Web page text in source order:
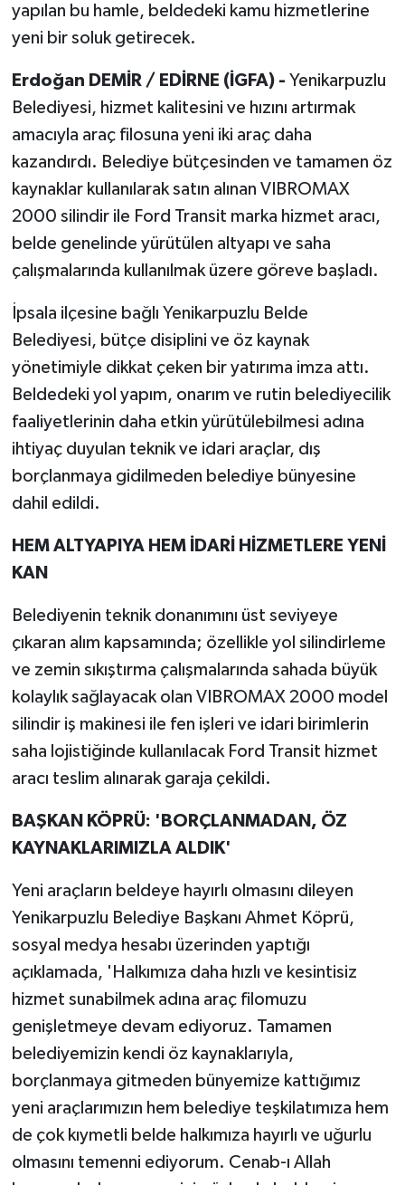
yapılan bu hamle, beldedeki kamu hizmetlerine
yeni bir soluk getirecek.
Erdoğan DEMİR / EDİRNE (İGFA) - Yenikarpuzlu
Belediyesi, hizmet kalitesini ve hızını artırmak
amacıyla araç filosuna yeni iki araç daha
kazandırdı. Belediye bütçesinden ve tamamen öz
kaynaklar kullanılarak satın alınan VIBROMAX
2000 silindir ile Ford Transit marka hizmet aracı,
belde genelinde yürütülen altyapı ve saha
çalışmalarında kullanılmak üzere göreve başladı.
İpsala ilçesine bağlı Yenikarpuzlu Belde
Belediyesi, bütçe disiplini ve öz kaynak
yönetimiyle dikkat çeken bir yatırıma imza attı.
Beldedeki yol yapım, onarım ve rutin belediyecilik
faaliyetlerinin daha etkin yürütülebilmesi adına
ihtiyaç duyulan teknik ve idari araçlar, dış
borçlanmaya gidilmeden belediye bünyesine
dahil edildi.
HEM ALTYAPIYA HEM İDARİ HİZMETLERE YENİ
KAN
Belediyenin teknik donanımını üst seviyeye
çıkaran alım kapsamında; özellikle yol silindirleme
ve zemin sıkıştırma çalışmalarında sahada büyük
kolaylık sağlayacak olan VIBROMAX 2000 model
silindir iş makinesi ile fen işleri ve idari birimlerin
saha lojistiğinde kullanılacak Ford Transit hizmet
aracı teslim alınarak garaja çekildi.
BAŞKAN KÖPRÜ: 'BORÇLANMADAN, ÖZ
KAYNAKLARIMIZLA ALDIK'
Yeni araçların beldeye hayırlı olmasını dileyen
Yenikarpuzlu Belediye Başkanı Ahmet Köprü,
sosyal medya hesabı üzerinden yaptığı
açıklamada, 'Halkımıza daha hızlı ve kesintisiz
hizmet sunabilmek adına araç filomuzu
genişletmeye devam ediyoruz. Tamamen
belediyemizin kendi öz kaynaklarıyla,
borçlanmaya gitmeden bünyemize kattığımız
yeni araçlarımızın hem belediye teşkilatımıza hem
de çok kıymetli belde halkımıza hayırlı ve uğurlu
olmasını temenni ediyorum. Cenab-ı Allah